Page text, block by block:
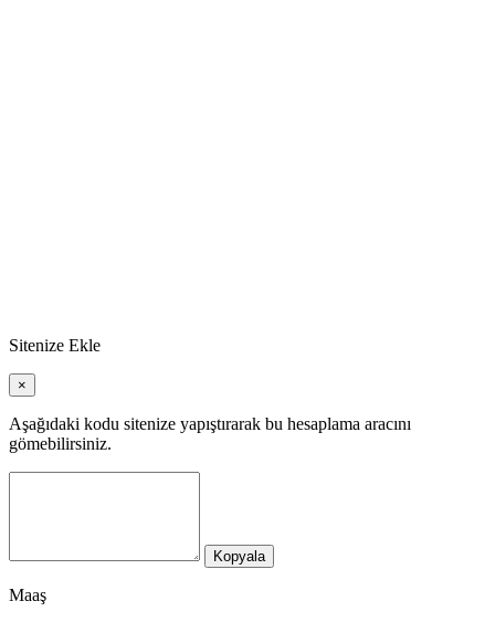
Sitenize Ekle
×
Aşağıdaki kodu sitenize yapıştırarak bu hesaplama aracını
gömebilirsiniz.
Kopyala
Maaş